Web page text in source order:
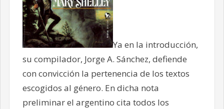
Ya en la introducción,
su compilador, Jorge A. Sánchez, defiende
con convicción la pertenencia de los textos
escogidos al género. En dicha nota
preliminar el argentino cita todos los